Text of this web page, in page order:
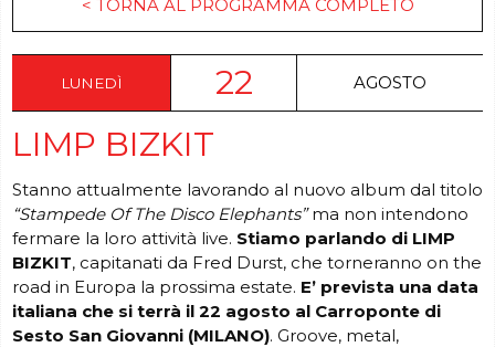
< TORNA AL PROGRAMMA COMPLETO
LUNEDÌ 22 AGOSTO
LIMP BIZKIT
Stanno attualmente lavorando al nuovo album dal titolo
“Stampede Of The Disco Elephants”ma non intendono
fermare la loro attività live. Stiamo parlando di LIMP
BIZKIT, capitanati da Fred Durst, che torneranno on the
road in Europa la prossima estate. E’ prevista una data
italiana che si terrà il 22 agosto al Carroponte di
Sesto San Giovanni (MILANO). Groove, metal,